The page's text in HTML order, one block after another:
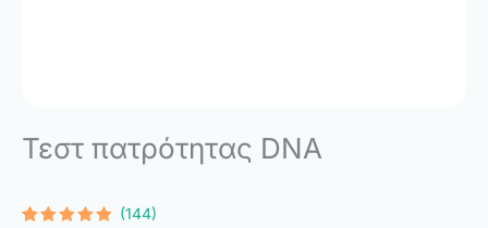
Τεστ πατρότητας DNA
(144)